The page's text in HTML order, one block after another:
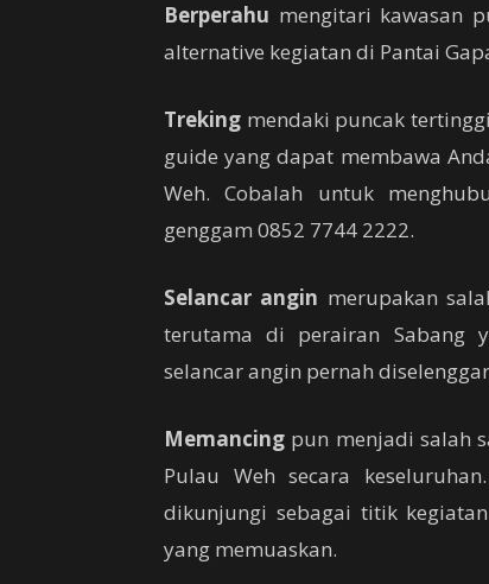
Berperahu mengitari kawasan
alternative kegiatan di Pantai
Treking mendaki puncak
guide yang dapat membawa
Weh. Cobalah untuk
genggam 0852 7744 2222.
Selancar angin merupakan
terutama di perairan Sabang
selancar angin pernah
Memancing pun menjadi salah
Pulau Weh secara
dikunjungi sebagai titik
yang memuaskan.